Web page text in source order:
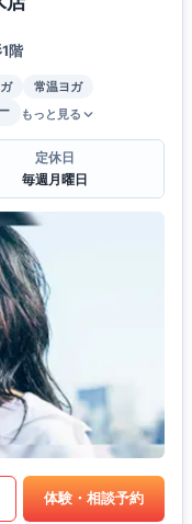
階
常温ヨガ
もっと見る
定休日
毎週月曜日
体験・相談予約